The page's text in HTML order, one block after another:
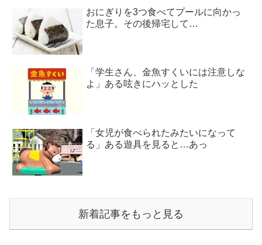
おにぎりを3つ食べてプールに向かっ
た息子。その後帰宅して…
「学生さん、金魚すくいには注意しな
よ」ある呟きにハッとした
「女児が食べられたみたいになって
る」ある遊具を見ると…あっ
新着記事をもっと見る